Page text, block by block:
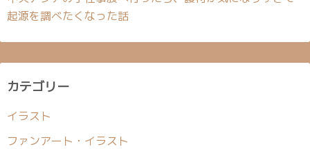
起源を調べたくなった話
カテゴリー
イラスト
ファンアート・イラスト